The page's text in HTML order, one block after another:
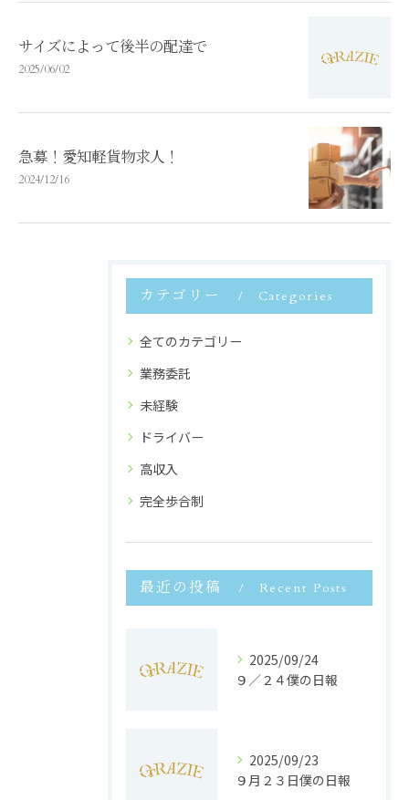
サイズによって後半の配達で
2025/06/02
急募！愛知軽貨物求人！
2024/12/16
カテゴリー Categories
全てのカテゴリー
業務委託
未経験
ドライバー
高収入
完全歩合制
最近の投稿 Recent Posts
2025/09/24
９／２４僕の日報
2025/09/23
９月２３日僕の日報